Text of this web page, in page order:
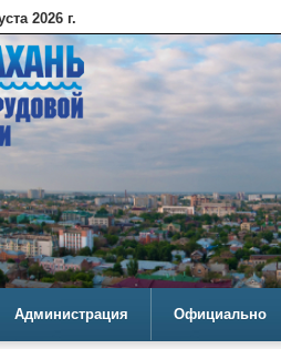
2026 г.
Администрация Официально